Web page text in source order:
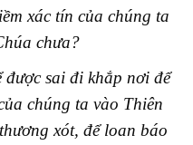
xác tín của chúng ta
chưa?
được sai đi khắp nơi để
chúng ta vào Thiên
xót, để loan báo